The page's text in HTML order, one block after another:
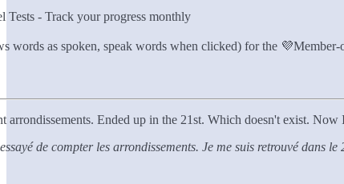
Tests - Track your progress monthly
words as spoken, speak words when clicked) for the 💜Member-
arrondissements. Ended up in the 21st. Which doesn't exist.
de compter les arrondissements. Je me suis retrouvé